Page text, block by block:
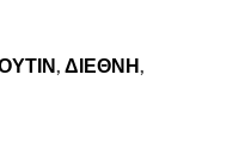
, ΔΙΕΘΝΉ,